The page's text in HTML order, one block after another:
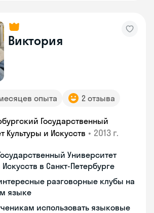
Виктория
месяцев опыта 2 отзыва
Государственный
Культуры и Искусств • 2013 г.
Университет
Искусств в Санкт-Петербурге
разговорные клубы на
языке
использовать языковые